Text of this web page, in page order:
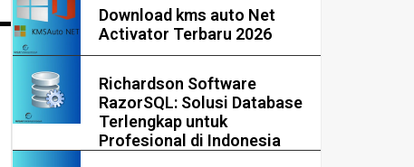
Download kms auto Net
Activator Terbaru 2026
Richardson Software
RazorSQL: Solusi Database
Terlengkap untuk
Profesional di Indonesia